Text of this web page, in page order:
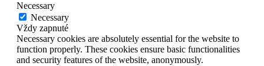
Necessary
Necessary
Vždy zapnuté
Necessary cookies are absolutely essential for the website to
function properly. These cookies ensure basic functionalities
and security features of the website, anonymously.